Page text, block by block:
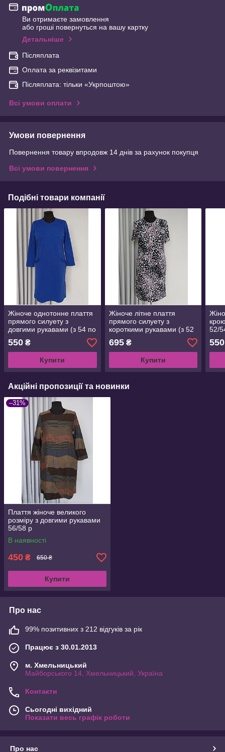
Ви отримаєте замовлення
або гроші повернуться на вашу картку
Детальніше
Післяплата
Оплата за реквізитами
Післяплата: тільки «Укрпоштою»
Всі умови оплати
Умови повернення
Повернення товару впродовж 14 днів за рахунок покупця
Всі умови повернення
Подібні товари компанії
Жіноче однотонне плаття
прямого силуету з
довгими рукавами (з 54 по
62 р)
550 ₴
Купити
Жіноче літне плаття
прямого силуету з
короткими рукавами (з 52
по 66 р)
695₴
Купити
52/
550
Акційні пропозиції та новинки
–31%
Плаття жіноче великого
розміру з довгими рукавами
56/58 р
В наявності
450 ₴ 650 ₴
Купити
Про нас
99% позитивних з 212 відгуків за рік
Працює з 30.01.2013
м. Хмельницький
Майборського 14, Хмельницький, Україна
Контакти
Сьогодні вихідний
Показати весь графік роботи
Про нас